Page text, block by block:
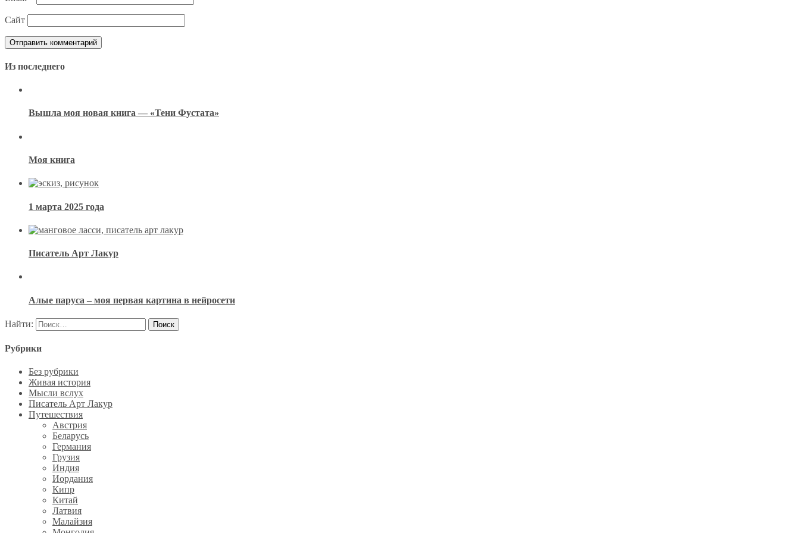
Сайт
Из последнего
Вышла моя новая книга — «Тени Фустата»
Моя книга
1 марта 2025 года
Писатель Арт Лакур
Алые паруса – моя первая картина в нейросети
Найти:
Рубрики
Без рубрики
Живая история
Мысли вслух
Писатель Арт Лакур
Путешествия
Австрия
Беларусь
Германия
Грузия
Индия
Иордания
Кипр
Китай
Латвия
Малайзия